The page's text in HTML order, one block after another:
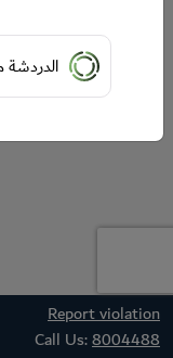
Report violation
Call Us:8004488